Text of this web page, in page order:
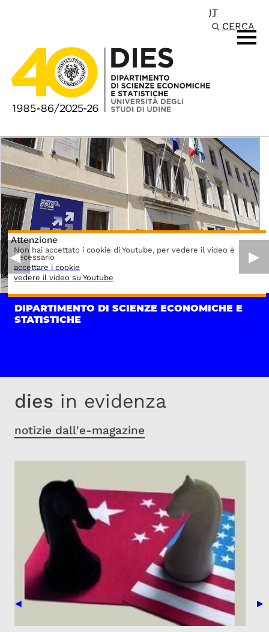
IT
CERCA
DIPARTIMENTO DI SCIENZE ECONOMICHE E
STATISTICHE
Attenzione
Non hai accettato i cookie di Youtube, per vedere il video è
necessario
accettare i cookie
vedere il video su Youtube
▶︎
◀︎
Previous Slide
◀ ▶
dies in evidenza
notizie dall'e-magazine